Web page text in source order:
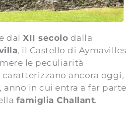
dal XII secolo dalla
, il Castello di Aymavilles
le peculiarità
ancora oggi,
, anno in cui entra a far parte
famiglia Challant.